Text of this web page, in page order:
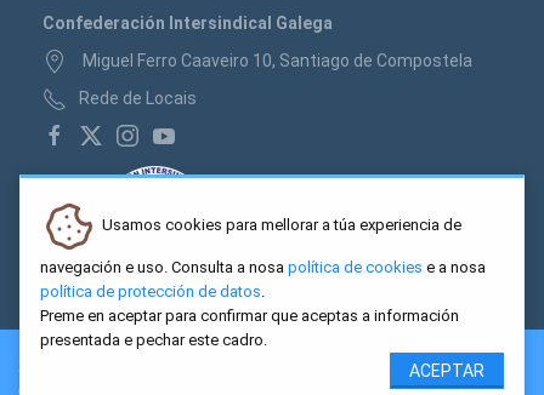
Confederación Intersindical Galega
Miguel Ferro Caaveiro 10, Santiago de Compostela
Rede de Locais
2026 CIG. Confederación Intersindical Galega - Miguel Ferro
Usamos cookies para mellorar a túa experiencia de
navegación e uso. Consulta a nosa política de cookies e a nosa
política de protección de datos.
Preme en aceptar para confirmar que aceptas a información
presentada e pechar este cadro.
ACEPTAR